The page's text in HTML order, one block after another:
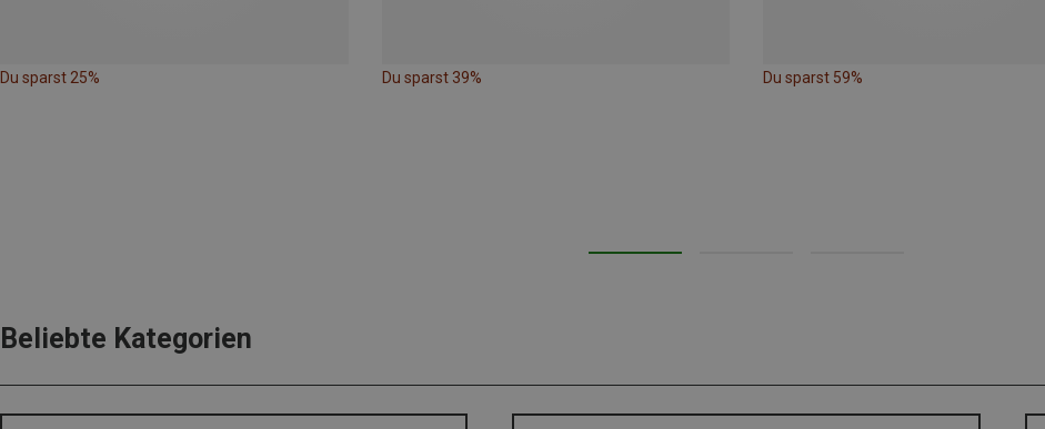
Du sparst 25% Du sparst 39% Du sparst 59%
Beliebte Kategorien